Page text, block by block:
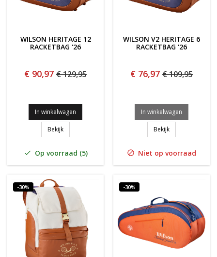
WILSON HERITAGE 12
RACKETBAG '26
€ 90,97 € 129,95
In winkelwagen
BekijkWilson Heritage 12 Racketbag '26
 Op voorraad (5)
WILSON V2 HERITAGE 6
RACKETBAG '26
€ 76,97 € 109,95
In winkelwagen
BekijkWilson V2
 Niet op voorraad
-30% -30%